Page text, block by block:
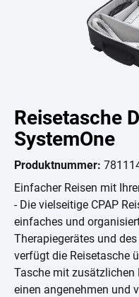
Reisetasche
SystemOne
Produktnummer:
Einfacher Reisen mit
- Die vielseitige CPAP
einfaches und
Therapiegerätes und
verfügt die Reisetasche
Tasche mit
einen angenehmen und